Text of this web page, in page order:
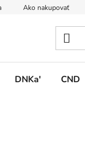
Ako nakupovať
DNKa' CND